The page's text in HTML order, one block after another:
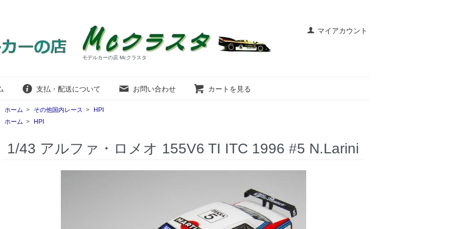
マイアカウント
モデルカーの店 Mcクラスタ
支払・配送について お問い合わせ カートを見る
ホーム > その他国内レース >
HPI
ホーム > HPI
1/43 アルファ・ロメオ 155V6 TI ITC 1996 #5 N.Larini